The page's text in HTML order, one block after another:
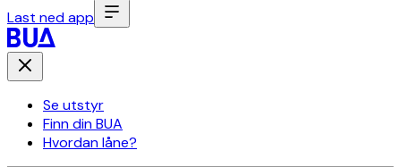
Last ned app
Se utstyr
Finn din BUA
Hvordan låne?